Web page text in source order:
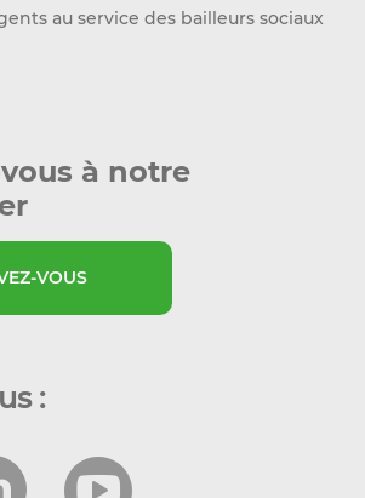
au service des bailleurs sociaux
à notre
VOUS
: